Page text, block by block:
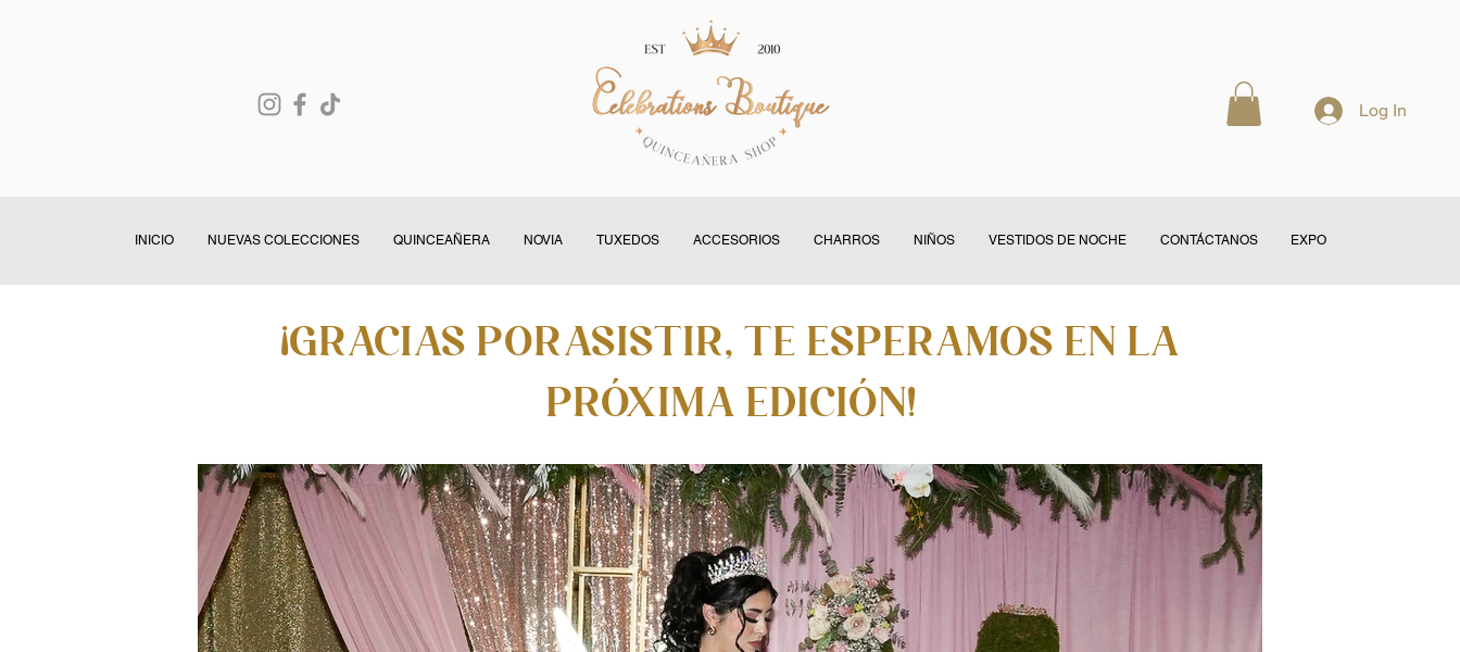
Log In
INICIO NUEVAS COLECCIONES QUINCEAÑERA NOVIA TUXEDOS ACCESORIOS CHARROS NIÑOS VESTIDOS DE NOCHE CONTÁCTANOS EXPO
¡Gracias por asistir, te esperamos en la
próxima edición!